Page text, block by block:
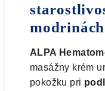
ALPA
masážny krém
pokožku pri